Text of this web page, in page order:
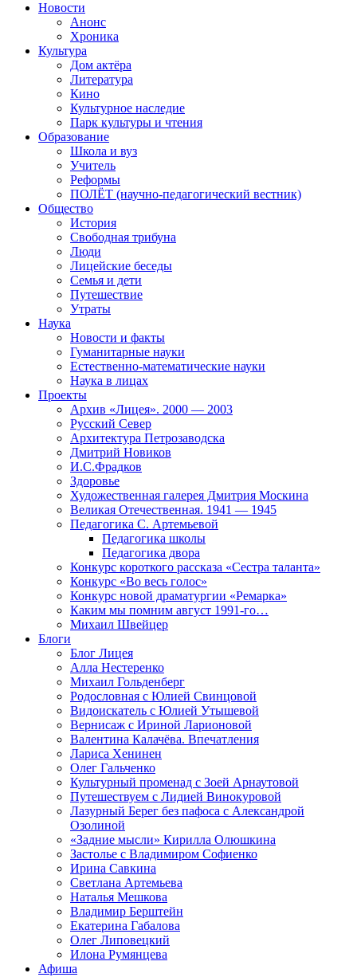
Новости
Анонс
Хроника
Культура
Дом актёра
Литература
Кино
Культурное наследие
Парк культуры и чтения
Образование
Школа и вуз
Учитель
Реформы
ПОЛЁТ (научно-педагогический вестник)
Общество
История
Свободная трибуна
Люди
Лицейские беседы
Семья и дети
Путешествие
Утраты
Наука
Новости и факты
Гуманитарные науки
Естественно-математические науки
Наука в лицах
Проекты
Архив «Лицея». 2000 — 2003
Русский Север
Архитектура Петрозаводска
Дмитрий Новиков
И.С.Фрадков
Здоровье
Художественная галерея Дмитрия Москина
Великая Отечественная. 1941 — 1945
Педагогика С. Артемьевой
Педагогика школы
Педагогика двора
Конкурс короткого рассказа «Сестра таланта»
Конкурс «Во весь голос»
Конкурс новой драматургии «Ремарка»
Каким мы помним август 1991-го…
Михаил Швейцер
Блоги
Блог Лицея
Алла Нестеренко
Михаил Гольденберг
Родословная с Юлией Свинцовой
Видоискатель с Юлией Утышевой
Вернисаж с Ириной Ларионовой
Валентина Калачёва. Впечатления
Лариса Хенинен
Олег Гальченко
Культурный променад с Зоей Арнаутовой
Путешествуем с Лидией Винокуровой
Лазурный Берег без пафоса с Александрой
Озолиной
«Задние мысли» Кирилла Олюшкина
Застолье с Владимиром Софиенко
Ирина Савкина
Светлана Артемьева
Наталья Мешкова
Владимир Берштейн
Екатерина Габалова
Олег Липовецкий
Илона Румянцева
Афиша